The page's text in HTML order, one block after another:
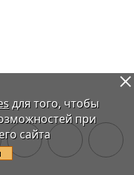
для того, чтобы
при
сайта